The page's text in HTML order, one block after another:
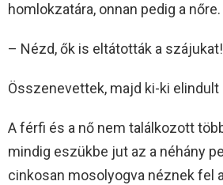
homlokzatára, onnan pedig a nőre.
– Nézd, ők is eltátották a szájukat!
Összenevettek, majd ki-ki elindult
A férfi és a nő nem találkozott
mindig eszükbe jut az a néhány
cinkosan mosolyogva néznek fel